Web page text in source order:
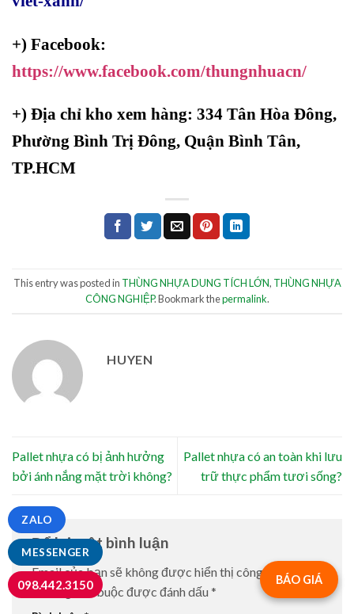
+) Facebook:
https://www.facebook.com/thungnhuacn/
+) Địa chỉ kho xem hàng: 334 Tân Hòa Đông,
Phường Bình Trị Đông, Quận Bình Tân,
TP.HCM
This entry was posted in THÙNG NHỰA DUNG TÍCH LỚN, THÙNG NHỰA
CÔNG NGHIỆP. Bookmark thepermalink.
HUYEN
Pallet nhựa có bị ảnh hưởng
bởi ánh nắng mặt trời không?
Pallet nhựa có an toàn khi lưu
trữ thực phẩm tươi sống?
Để lại một bình luận
Email của bạn sẽ không được hiển thị công khai. Các
trường bắt buộc được đánh dấu *
BÁO GIÁ
MESSENGER
ZALO
098.442.3150